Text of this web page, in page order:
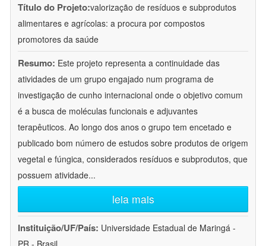
Título do Projeto:valorização de resíduos e subprodutos
alimentares e agrícolas: a procura por compostos
promotores da saúde
Resumo: Este projeto representa a continuidade das
atividades de um grupo engajado num programa de
investigação de cunho internacional onde o objetivo comum
é a busca de moléculas funcionais e adjuvantes
terapêuticos. Ao longo dos anos o grupo tem encetado e
publicado bom número de estudos sobre produtos de origem
vegetal e fúngica, considerados resíduos e subprodutos, que
possuem atividade...
leia mais
Instituição/UF/País: Universidade Estadual de Maringá -